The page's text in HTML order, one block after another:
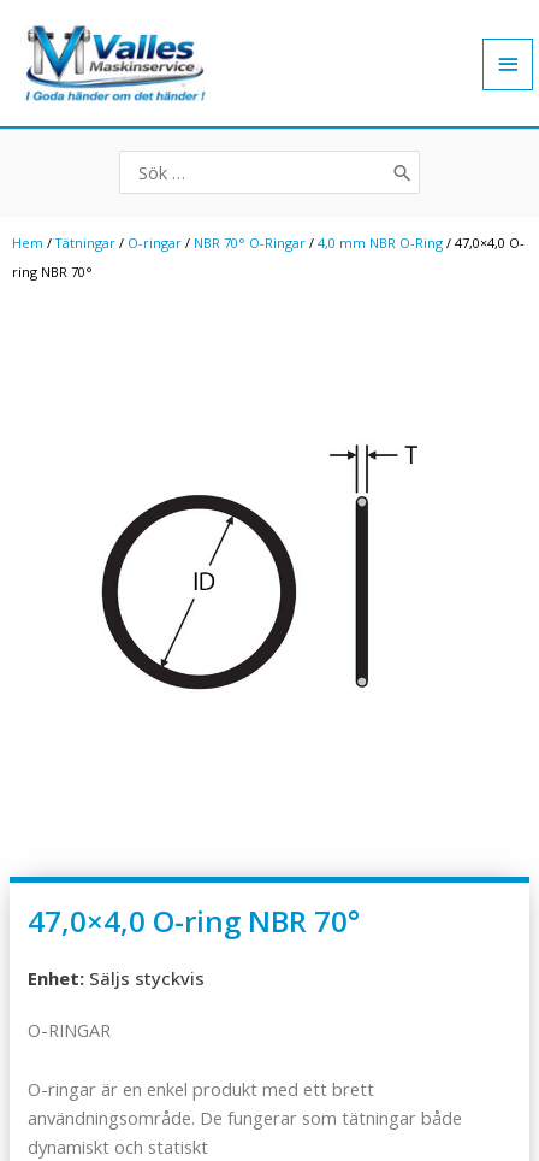
innehåll
Search
for:
Hem /Tätningar / O-ringar / NBR 70° O-Ringar / 4,0 mm NBR O-Ring / 47,0×4,0 O-
ring NBR 70°
47,0×4,0 O-ring NBR 70°
Enhet: Säljs styckvis
O-RINGAR
O-ringar är en enkel produkt med ett brett
användningsområde. De fungerar som tätningar både
dynamiskt och statiskt